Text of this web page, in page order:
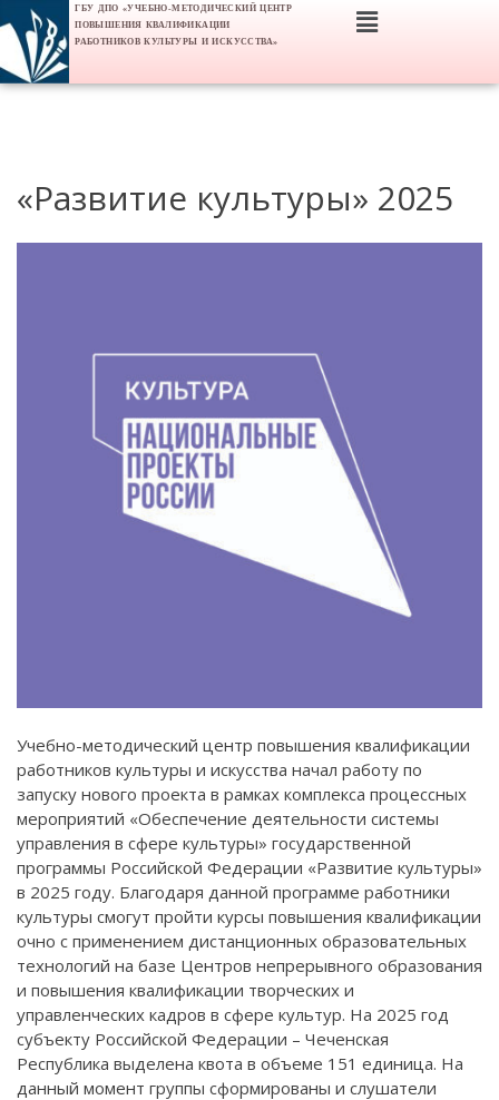
ГБУ ДПО «УЧЕБНО-МЕТОДИЧЕСКИЙ ЦЕНТР
ПОВЫШЕНИЯ КВАЛИФИКАЦИИ
РАБОТНИКОВ КУЛЬТУРЫ И ИСКУССТВА»
«Развитие культуры» 2025
Учебно-методический центр повышения квалификации
работников культуры и искусства начал работу по
запуску нового проекта в рамках комплекса процессных
мероприятий «Обеспечение деятельности системы
управления в сфере культуры» государственной
программы Российской Федерации «Развитие культуры»
в 2025 году. Благодаря данной программе работники
культуры смогут пройти курсы повышения квалификации
очно с применением дистанционных образовательных
технологий на базе Центров непрерывного образования
и повышения квалификации творческих и
управленческих кадров в сфере культур. На 2025 год
субъекту Российской Федерации – Чеченская
Республика выделена квота в объеме 151 единица. На
данный момент группы сформированы и слушатели